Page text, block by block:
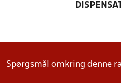
Spørgsmål omkring denne